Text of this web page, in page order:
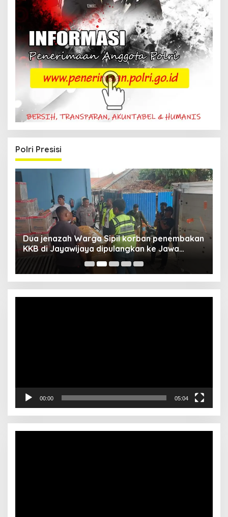
Polri Presisi
Dua jenazah Warga Sipil korban penembakan
KKB di Jayawijaya dipulangkan ke Jawa
Barat, Kaops Damai Cartenz: Kami terus buru
pelakunya
00:00 05:04